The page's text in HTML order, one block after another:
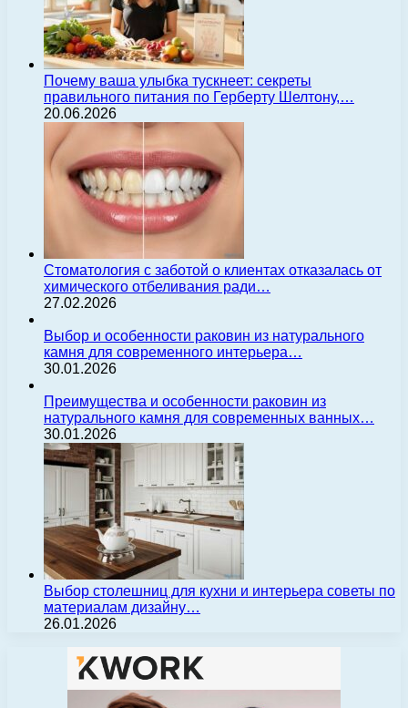
Почему ваша улыбка тускнеет: секреты
правильного питания по Герберту Шелтону,…
20.06.2026
Стоматология с заботой о клиентах отказалась от
химического отбеливания ради…
27.02.2026
Выбор и особенности раковин из натурального
камня для современного интерьера…
30.01.2026
Преимущества и особенности раковин из
натурального камня для современных ванных…
30.01.2026
Выбор столешниц для кухни и интерьера советы по
материалам дизайну…
26.01.2026